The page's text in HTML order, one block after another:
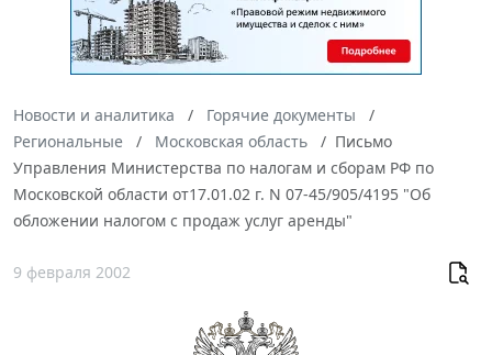
Новости и аналитика
Горячие документы
Региональные
Московская область
Письмо
Управления Министерства по налогам и сборам РФ по
Московской области от17.01.02 г. N 07-45/905/4195 "Об
обложении налогом с продаж услуг аренды"
9 февраля 2002